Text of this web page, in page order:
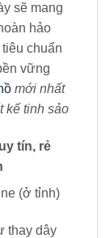
sẽ mang
hảo
chuẩn
vững
mới nhất
kế tinh sảo
tín, rẻ
(ở tỉnh)
thay dây